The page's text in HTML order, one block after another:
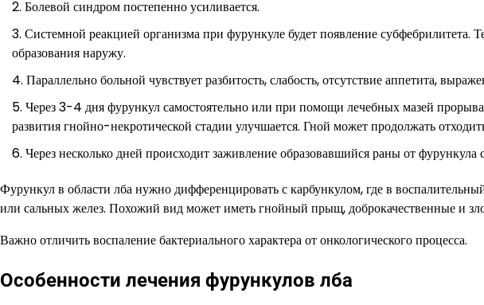
Болевой синдром постепенно усиливается.
Системной реакцией организма при фурункуле будет появление субфебрилитета.
образования наружу.
Параллельно больной чувствует разбитость, слабость, отсутствие аппетита,
Через 3-4 дня фурункул самостоятельно или при помощи лечебных мазей
развития гнойно-некротической стадии улучшается. Гной может продолжать
Через несколько дней происходит заживление образовавшийся раны от
Фурункул в области лба нужно дифференцировать с карбункулом, где в
или сальных желез. Похожий вид может иметь гнойный прыщ, доброкачественные и
Важно отличить воспаление бактериального характера от онкологического процесса.
Особенности лечения фурункулов лба